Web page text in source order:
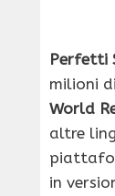
Perfetti
milioni
World
altre
in